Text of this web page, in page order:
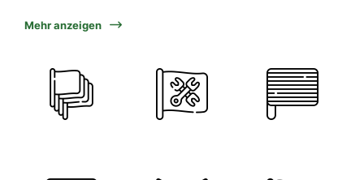
Mehr anzeigen